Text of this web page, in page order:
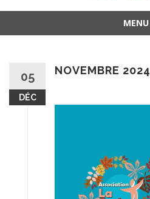
MENU
contenu
05
DÉC
NOVEMBRE 2024